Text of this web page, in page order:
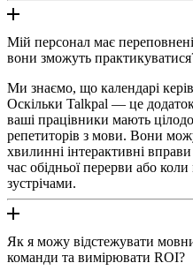
Мій персонал має
вони зможуть
Ми знаємо, що календарі
Оскільки Talkpal — це
ваші працівники мають
репетиторів з мови. Вони
хвилинні інтерактивні
час обідньої перерви або
зустрічами.
Як я можу відстежувати
команди та вимірювати ROI?